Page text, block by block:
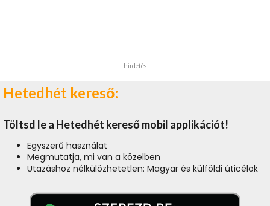
hirdetés
Hetedhét kereső:
Töltsd le a Hetedhét kereső mobil applikációt!
Egyszerű használat
Megmutatja, mi van a közelben
Utazáshoz nélkülözhetetlen: Magyar és külföldi úticélok